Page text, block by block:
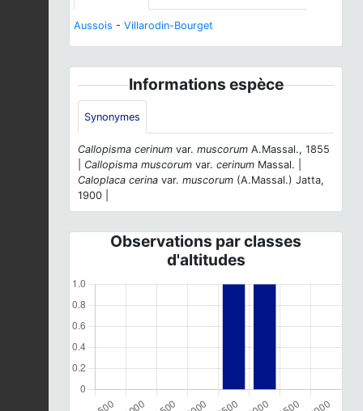
Aussois - Villarodin-Bourget
Informations espèce
Synonymes
Callopisma cerinum var. muscorum A.Massal., 1855
Callopisma muscorum var. cerinum Massal. |
Caloplaca cerina var. muscorum (A.Massal.) Jatta,
1900 |
Observations par classes
d'altitudes